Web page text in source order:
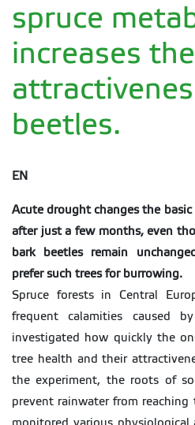
spruce
increases
beetles.
EN
Acute drought changes the
after just a few months, even
bark beetles remain
prefer such trees for burrowing.
Spruce forests in Central
frequent calamities caused
investigated how quickly the
tree health and their
the experiment, the roots of
prevent rainwater from reaching